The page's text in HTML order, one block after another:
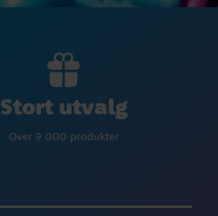
Stort utvalg
Over 9 000 produkter